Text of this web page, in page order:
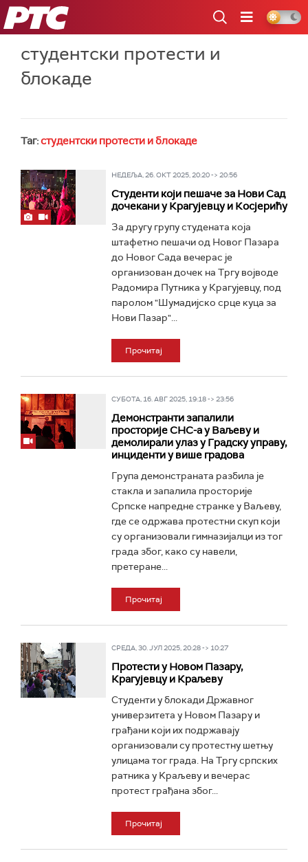
РТС
студентски протести и
блокаде
Таг:студентски протести и блокаде
НЕДЕЉА, 26. ОКТ 2025, 20:20 -> 20:56
Студенти који пешаче за Нови Сад
дочекани у Крагујевцу и Косјерићу
За другу групу студената која
штафетно пешачи од Новог Пазара
до Новог Сада вечерас је
организован дочек на Тргу војводе
Радомира Путника у Крагујевцу, под
паролом "Шумадијско срце куца за
Нови Пазар"...
Прочитај
СУБОТА, 16. АВГ 2025, 19:18 -> 23:56
Демонстранти запалили
просторије СНС-а у Ваљеву и
демолирали улаз у Градску управу,
инциденти у више градова
Група демонстраната разбила је
стакла и запалила просторије
Српске напредне странке у Ваљеву,
где се одржава протестни скуп који
су организовали гимназијалци из тог
града због, како су навели,
претеране...
Прочитај
СРЕДА, 30. ЈУЛ 2025, 20:28 -> 10:27
Протести у Новом Пазару,
Крагујевцу и Краљеву
Студенти у блокади Државног
универзитета у Новом Пазару и
грађани који их подржавају
организовали су протестну шетњу
улицама тог града. На Тргу српских
ратника у Kраљеву и вечерас
протест грађана због...
Прочитај